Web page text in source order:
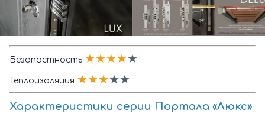
Безопастность ★★★★★
Теплоизоляция ★★★★★
Характеристики cерии Портала «Люкс»